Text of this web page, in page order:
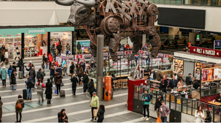
English (GB)
English (US)
Chinese
Español
Català
Sélectionnez un pays
Sélectionnez une ville
Choisissez une résidence
Se connecter
Réservez maintenant